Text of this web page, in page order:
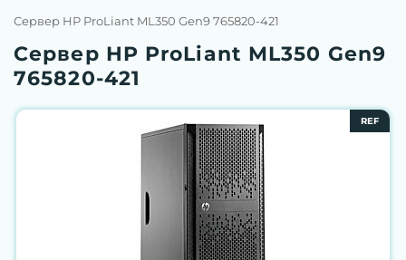
Сервер HP ProLiant ML350 Gen9 765820-421
Сервер HP ProLiant ML350 Gen9
765820-421
REF